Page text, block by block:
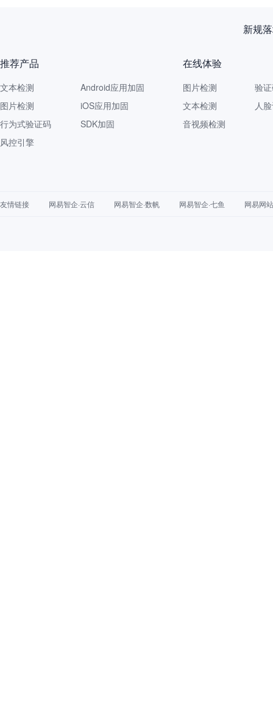
再获
推荐产品
文本检测
图片检测
行为式验证码
风控引擎
Android应用加固
iOS应用加固
SDK加固
在线体验
图片检测
文本检测
音视频检测
验
人
友情链接 网易智企·云信 网易智企·数帆 网易智企·七鱼 网易网